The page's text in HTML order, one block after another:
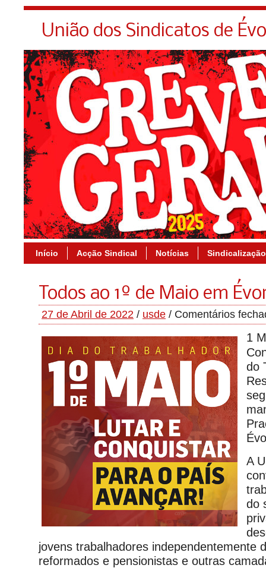
União dos Sindicatos de
Início Acção Sindical Notícias Sindicalização
Todos ao 1º de Maio em
27 de Abril de 2022 / usde / Comentários
1
do
A
do
jovens trabalhadores independentemente
reformados e pensionistas e outras